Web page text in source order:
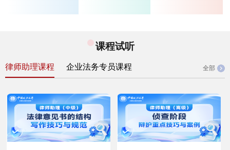
课程试听
律师助理课程 企业法务专员课程 全部